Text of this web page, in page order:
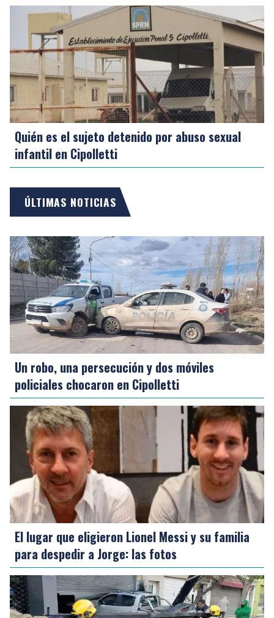
Quién es el sujeto detenido por abuso sexual
infantil en Cipolletti
ÚLTIMAS NOTICIAS
Un robo, una persecución y dos móviles
policiales chocaron en Cipolletti
El lugar que eligieron Lionel Messi y su familia
para despedir a Jorge: las fotos